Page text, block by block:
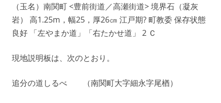
（玉名）南関町 <豊前街道／高瀬街道> 境界石（凝灰
岩） 高1.25m，幅25，厚26㎝ 江戸期? 町教委 保存状態
良好 「左やまか道」「右たかせ道」 2 Ｃ
現地説明板は、次のとおり。
追分の道しるべ （南関町大字細永字尾楢）